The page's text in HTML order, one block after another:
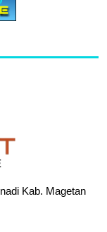
Kab. Magetan